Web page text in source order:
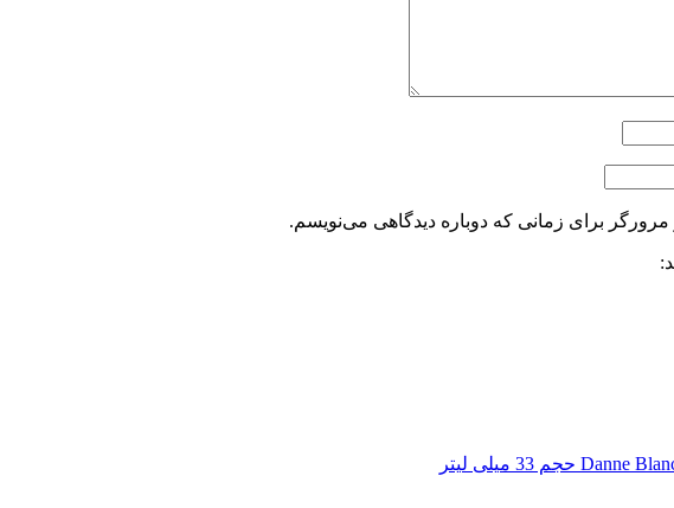
برای زمانی که دوباره دیدگاهی می‌نویسم.